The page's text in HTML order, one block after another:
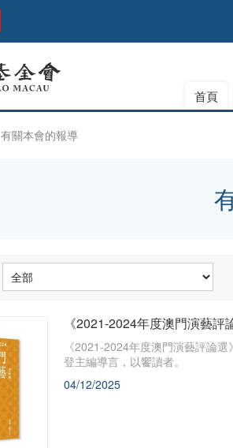
首頁
有關本會的報導
《2021-2024年度澳門演藝評
《2021-2024年度澳門演藝評論
登主編導言，以饗讀者。
04/12/2025